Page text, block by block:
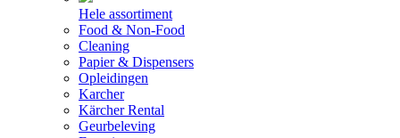
Hele assortiment
Food & Non-Food
Cleaning
Papier & Dispensers
Opleidingen
Karcher
Kärcher Rental
Geurbeleving